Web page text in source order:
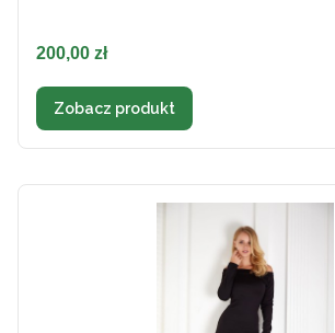
Cena
200,00 zł
Zobacz produkt